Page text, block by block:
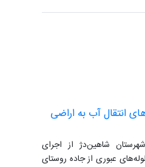
انتقال آب به اراضی
شاهین‌دژ از اجرای
عبوری از جاده روستای